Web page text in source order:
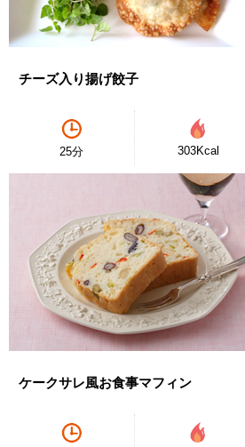
チーズ入り揚げ餃子
25分 303Kcal
ケークサレ風お食事マフィン